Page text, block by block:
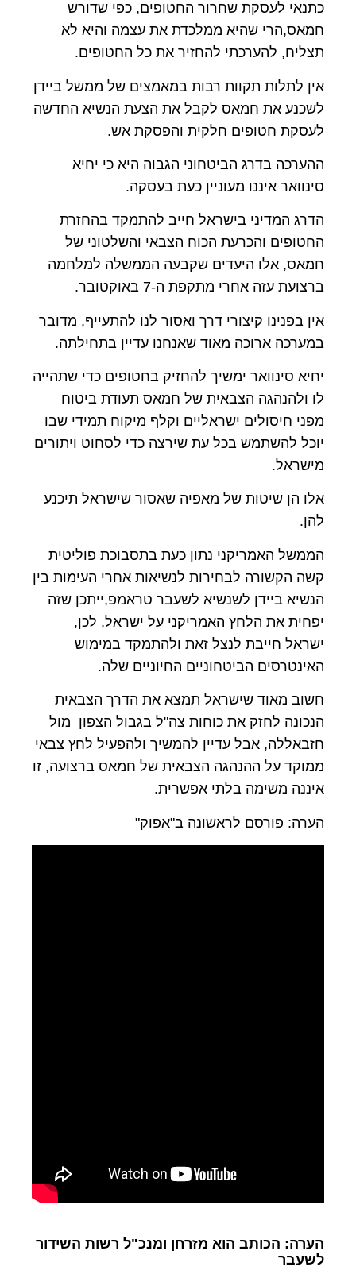
כתנאי לעסקת שחרור החטופים, כפי שדורש
חמאס,הרי שהיא ממלכדת את עצמה והיא לא
תצליח, להערכתי להחזיר את כל החטופים.
אין לתלות תקוות רבות במאמצים של ממשל ביידן
לשכנע את חמאס לקבל את הצעת הנשיא החדשה
לעסקת חטופים חלקית והפסקת אש.
ההערכה בדרג הביטחוני הגבוה היא כי יחיא
סינוואר איננו מעוניין כעת בעסקה.
הדרג המדיני בישראל חייב להתמקד בהחזרת
החטופים והכרעת הכוח הצבאי והשלטוני של
חמאס, אלו היעדים שקבעה הממשלה למלחמה
ברצועת עזה אחרי מתקפת ה-7 באוקטובר.
אין בפנינו קיצורי דרך ואסור לנו להתעייף, מדובר
במערכה ארוכה מאוד שאנחנו עדיין בתחילתה.
יחיא סינוואר ימשיך להחזיק בחטופים כדי שתהייה
לו ולהנהגה הצבאית של חמאס תעודת ביטוח
מפני חיסולים ישראליים וקלף מיקוח תמידי שבו
יוכל להשתמש בכל עת שירצה כדי לסחוט ויתורים
מישראל.
אלו הן שיטות של מאפיה שאסור שישראל תיכנע
להן.
הממשל האמריקני נתון כעת בתסבוכת פוליטית
קשה הקשורה לבחירות לנשיאות אחרי העימות בין
הנשיא ביידן לשנשיא לשעבר טראמפ,ייתכן שזה
יפחית את הלחץ האמריקני על ישראל, לכן,
ישראל חייבת לנצל זאת ולהתמקד במימוש
האינטרסים הביטחוניים החיוניים שלה.
חשוב מאוד שישראל תמצא את הדרך הצבאית
הנכונה לחזק את כוחות צה"ל בגבול הצפון מול
חזבאללה, אבל עדיין להמשיך ולהפעיל לחץ צבאי
ממוקד על ההנהגה הצבאית של חמאס ברצועה, זו
איננה משימה בלתי אפשרית.
הערה: פורסם לראשונה ב"אפוק"
הערה: הכותב הוא מזרחן ומנכ"ל רשות השידור
לשעבר